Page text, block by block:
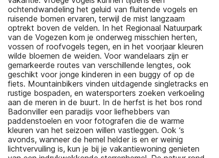
ochtendwandeling het geluid van fluitende vogels en
ruisende bomen ervaren, terwijl de mist langzaam
optrekt boven de velden. In het Regionaal Natuurpark
van de Vogezen kom je onderweg misschien herten,
vossen of roofvogels tegen, en in het voorjaar kleuren
wilde bloemen de weiden. Voor wandelaars zijn er
gemarkeerde routes van verschillende lengtes, ook
geschikt voor jonge kinderen in een buggy of op de
fiets. Mountainbikers vinden uitdagende singletracks en
rustige bospaden, en watersporters zoeken verkoeling
aan de meren in de buurt. In de herfst is het bos rond
Badonviller een paradijs voor liefhebbers van
paddenstoelen en voor fotografen die de warme
kleuren van het seizoen willen vastleggen. Ook ‘s
avonds, wanneer de hemel helder is en er weinig
lichtvervuiling is, kun je bij je vakantiewoning genieten